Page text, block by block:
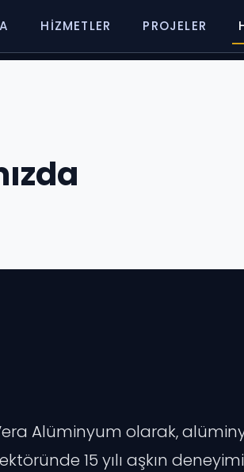
HIZMETLER PROJELER
Alüminyum olarak,
15 yılı aşkın